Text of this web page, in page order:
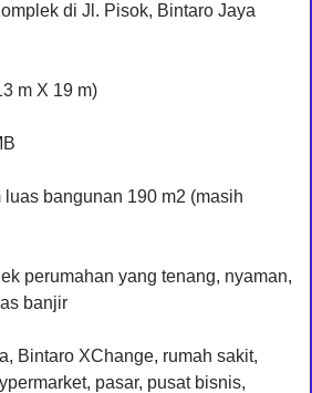
di Jl. Pisok, Bintaro Jaya
m X 19 m)
luas bangunan 190 m2 (masih
perumahan yang tenang, nyaman,
banjir
Bintaro XChange, rumah sakit,
pasar, pusat bisnis,